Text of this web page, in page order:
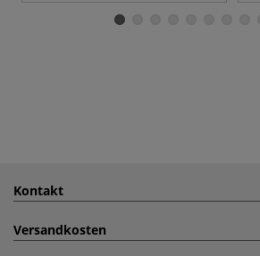
Kontakt
Versandkosten